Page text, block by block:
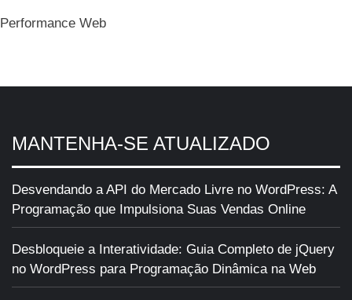
Performance Web
MANTENHA-SE ATUALIZADO
Desvendando a API do Mercado Livre no WordPress: A
Programação que Impulsiona Suas Vendas Online
Desbloqueie a Interatividade: Guia Completo de jQuery
no WordPress para Programação Dinâmica na Web